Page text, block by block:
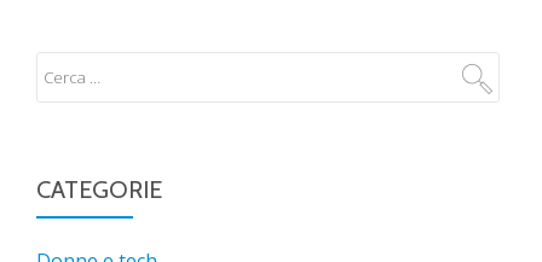
CATEGORIE